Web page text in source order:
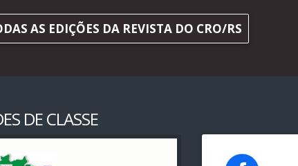
AS EDIÇÕES DA REVISTA DO CRO/RS
DE CLASSE